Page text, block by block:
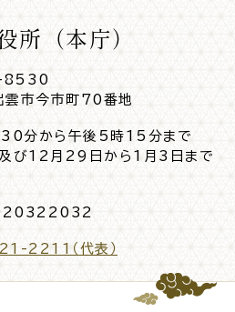
子育て便利帳
各種申請書・
所（本庁）
8530
雲市今市町70番地
分から午後5時15分まで
及び12月29日から1月3日まで
2211（代表）